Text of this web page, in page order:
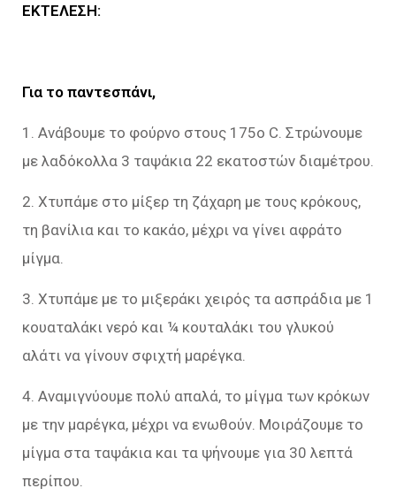
ΕΚΤΕΛΕΣΗ:
Για το παντεσπάνι,
1. Ανάβουμε το φούρνο στους 175ο C. Στρώνουμε
με λαδόκολλα 3 ταψάκια 22 εκατοστών διαμέτρου.
2. Χτυπάμε στο μίξερ τη ζάχαρη με τους κρόκους,
τη βανίλια και το κακάο, μέχρι να γίνει αφράτο
μίγμα.
3. Χτυπάμε με το μιξεράκι χειρός τα ασπράδια με 1
κουαταλάκι νερό και ¼ κουταλάκι του γλυκού
αλάτι να γίνουν σφιχτή μαρέγκα.
4. Αναμιγνύουμε πολύ απαλά, το μίγμα των κρόκων
με την μαρέγκα, μέχρι να ενωθούν. Μοιράζουμε το
μίγμα στα ταψάκια και τα ψήνουμε για 30 λεπτά
περίπου.